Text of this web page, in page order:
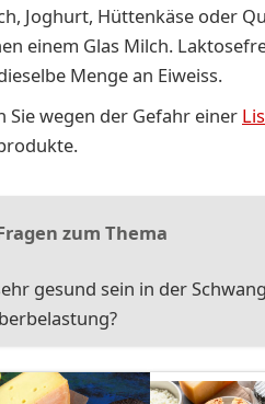
Joghurt, Hüttenkäse oder
einem Glas Milch.
Menge an Eiweiss.
Sie wegen der Gefahr einer
zum Thema
gesund sein in der